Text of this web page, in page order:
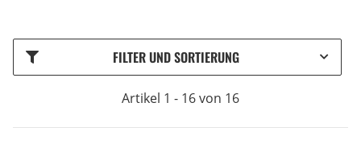
FILTER UND SORTIERUNG
Artikel 1 - 16 von 16